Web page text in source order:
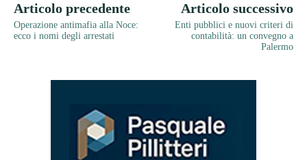
Articolo precedente
Operazione antimafia alla Noce:
ecco i nomi degli arrestati
Articolo successivo
Enti pubblici e nuovi criteri di
contabilità: un convegno a
Palermo